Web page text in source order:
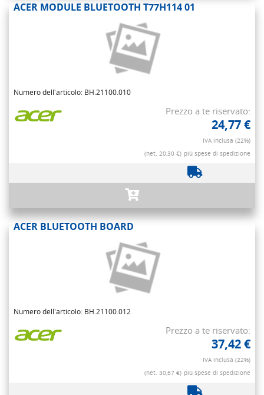
ACER MODULE BLUETOOTH T77H114 01
Numero dell'articolo: BH.21100.010
Prezzo a te riservato:
24,77 €
IVA inclusa (22%)
(net. 20,30 €) più spese di spedizione
ACER BLUETOOTH BOARD
Numero dell'articolo: BH.21100.012
Prezzo a te riservato:
37,42 €
IVA inclusa (22%)
(net. 30,67 €) più spese di spedizione